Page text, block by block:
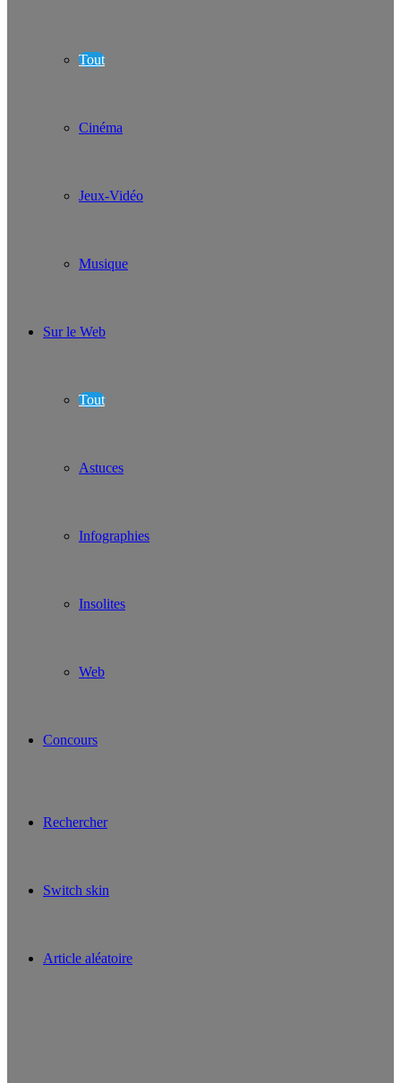
Tout
Cinéma
Jeux-Vidéo
Musique
Sur le Web
Tout
Astuces
Infographies
Insolites
Web
Concours
Rechercher
Switch skin
Article aléatoire